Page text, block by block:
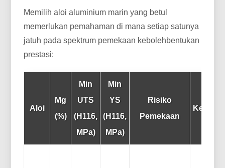
Memilih aloi aluminium marin yang betul
memerlukan pemahaman di mana setiap satunya
jatuh pada spektrum pemekaan kebolehbentukan
prestasi:
Aloi
Mg
(%)
Min
UTS
(H116,
MPa)
Min
YS
(H116,
MPa)
Risiko
Pemekaan